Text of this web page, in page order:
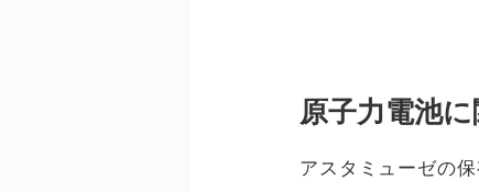
原子力電池
アスタミューゼの